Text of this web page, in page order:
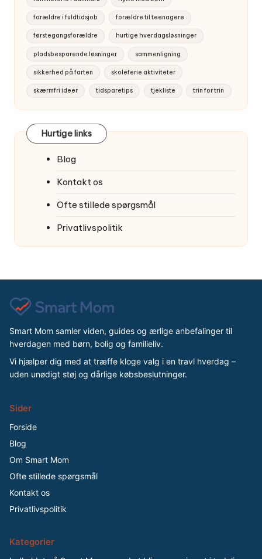
forældre i fuldtidsjob forældre til teenagere
førstegangsforældre hurtige hverdagsløsninger
pladsbesparende løsninger sammenligning
sikkerhed på farten skoleferie aktiviteter
skærmfri ideer tidsparetips tjekliste trin for trin
Hurtige links
Blog
Kontakt os
Ofte stillede spørgsmål
Privatlivspolitik
Smart Mom samler viden, guides og ærlige anbefalinger til
hverdagen med børn, bolig og familieliv.
Vi hjælper dig med at træffe kloge valg i en travl hverdag –
uden unødigt støj og dårlige købsbeslutninger.
Sider
Forside
Blog
Om Smart Mom
Ofte stillede spørgsmål
Kontakt os
Privatlivspolitik
Kategorier